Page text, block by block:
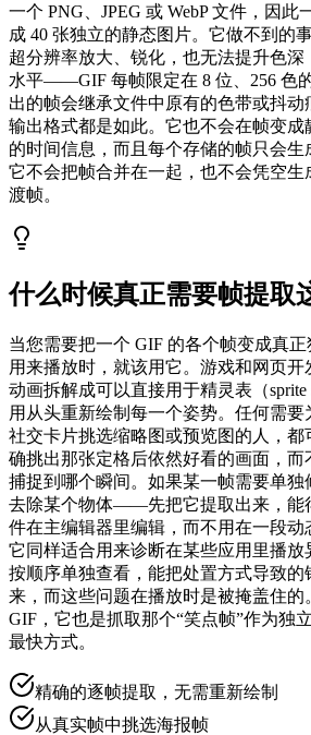
一个 PNG、JPEG 或 WebP 文件，因此
成 40 张独立的静态图片。它做不到的
超分辨率放大、锐化，也无法提升色深
水平——GIF 每帧限定在 8 位、256 色
出的帧会继承文件中原有的色带或抖
输出格式都是如此。它也不会在帧变
的时间信息，而且每个存储的帧只会
它不会把帧合并在一起，也不会凭空生
渡帧。
什么时候真正需要帧提取
当您需要把一个 GIF 的各个帧变成真
用来播放时，就该用它。游戏和网页
动画拆解成可以直接用于精灵表（sprite
用从头重新绘制每一个姿势。任何需要
社交卡片挑选缩略图或预览图的人，
确挑出那张定格后依然好看的画面，而
捕捉到哪个瞬间。如果某一帧需要单
去除某个物体——先把它提取出来，能
件在主编辑器里编辑，而不用在一段动
它同样适合用来诊断在某些应用里播放
按顺序单独查看，能把处置方式导致的
来，而这些问题在播放时是被掩盖住的
GIF，它也是抓取那个“笑点帧”作为独
最快方式。
精确的逐帧提取，无需重新绘制
从真实帧中挑选海报帧